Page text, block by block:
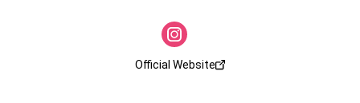
Official Website